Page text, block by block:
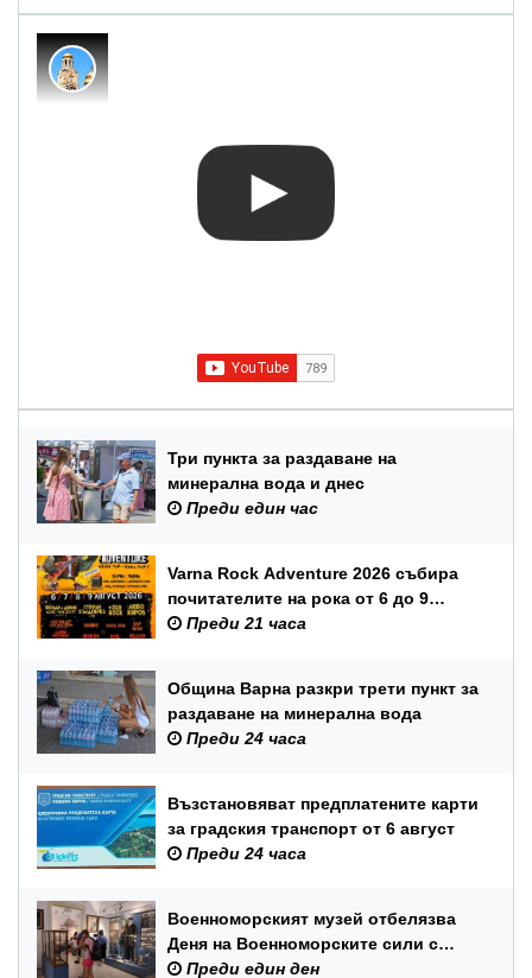
Три пункта за раздаване на
минерална вода и днес
Преди един час
Varna Rock Adventure 2026 събира
почитателите на рока от 6 до 9
август в Аспарухов парк
Преди 21 часа
Община Варна разкри трети пункт за
раздаване на минерална вода
Преди 24 часа
Възстановяват предплатените карти
за градския транспорт от 6 август
Преди 24 часа
Военноморският музей отбелязва
Деня на Военноморските сили с
вход свободен и филмови
Преди един ден